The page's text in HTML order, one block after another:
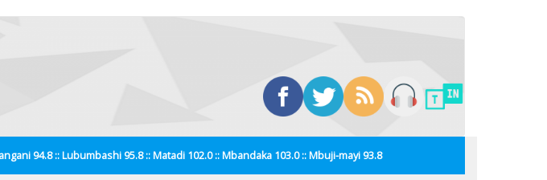
94.8 :: Lubumbashi 95.8 :: Matadi 102.0 :: Mbandaka 103.0 :: Mbuji-mayi 93.8